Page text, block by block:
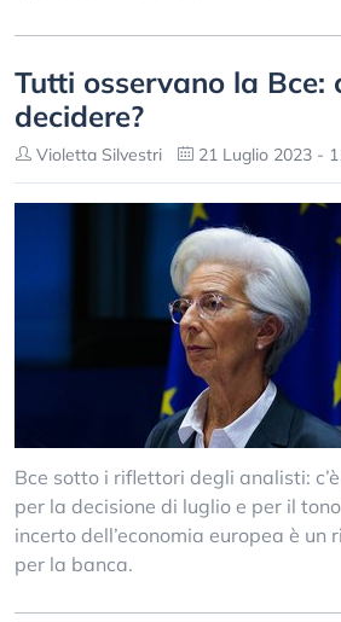
Tutti osservano la Bce:
decidere?
Violetta Silvestri 21 Luglio 2023 -
Bce sotto i riflettori degli analisti:
per la decisione di luglio e per il
incerto dell’economia europea è un
per la banca.